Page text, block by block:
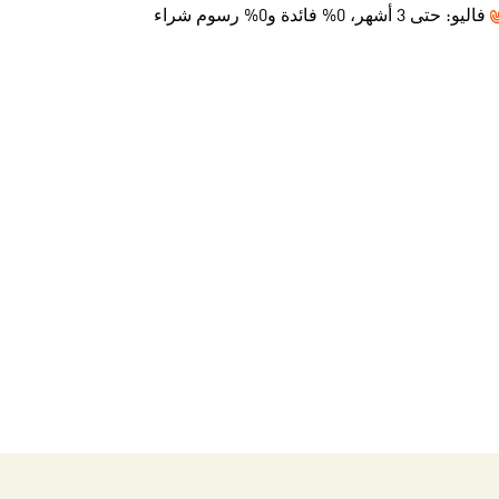
فاليو: حتى 3 أشهر، 0% فائدة و0% رسوم شراء